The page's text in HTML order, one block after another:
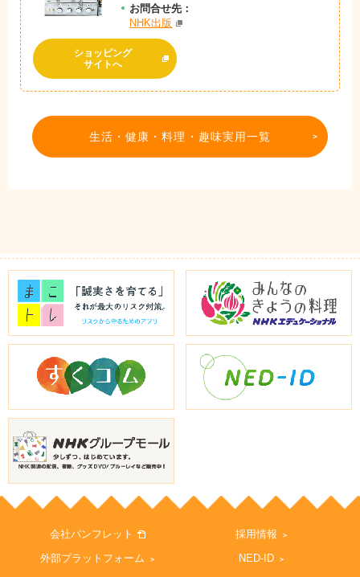
お問合せ先：
NHK出版
ショッピング
サイトへ
生活・健康・料理・趣味実用一覧
会社パンフレット
採用情報
外部プラットフォーム
NED-ID